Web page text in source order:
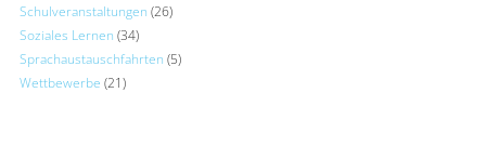
Schulveranstaltungen (26)
Soziales Lernen (34)
Sprachaustauschfahrten (5)
Wettbewerbe (21)